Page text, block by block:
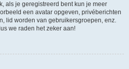
als je geregistreerd bent kun je meer
een avatar opgeven, privéberichten
lid worden van gebruikersgroepen, enz.
we raden het zeker aan!